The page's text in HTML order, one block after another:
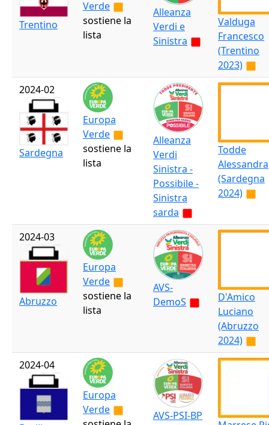
Trentino
Verde
sostiene la
lista
Alleanza
Verdi e
Sinistra
Valduga
Francesco
(Trentino
2023)
2024-02
Sardegna
Europa
Verde
sostiene la
lista
Alleanza
Verdi
Sinistra -
Possibile -
Sinistra
sarda
Todde
Alessandra
(Sardegna
2024)
2024-03
Abruzzo
Europa
Verde
sostiene la
lista
AVS-
DemoS
D'Amico
Luciano
(Abruzzo
2024)
2024-04
Europa
Verde
AVS-PSI-BP